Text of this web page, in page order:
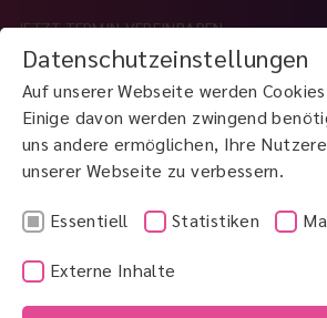
Datenschutzeinstellungen
Auf unserer Webseite werden
Einige davon werden zwingend
uns andere ermöglichen, Ihre
unserer Webseite zu verbessern.
Essentiell Statistiken
Externe Inhalte
JETZT TERMIN VEREINBAREN
JETZT ANRUFEN0800 3 100 900
Augenfarbe